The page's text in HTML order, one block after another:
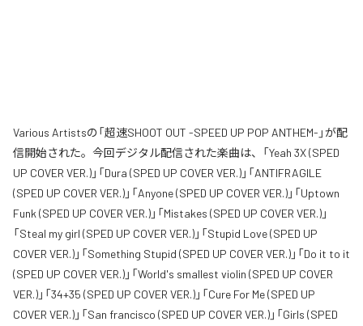
Various Artistsの「超速SHOOT OUT -SPEED UP POP ANTHEM-」が配
信開始された。今回デジタル配信された楽曲は、「Yeah 3X (SPED
UP COVER VER.)」「Dura (SPED UP COVER VER.)」「ANTIFRAGILE
(SPED UP COVER VER.)」「Anyone (SPED UP COVER VER.)」「Uptown
Funk (SPED UP COVER VER.)」「Mistakes (SPED UP COVER VER.)」
「Steal my girl (SPED UP COVER VER.)」「Stupid Love (SPED UP
COVER VER.)」「Something Stupid (SPED UP COVER VER.)」「Do it to it
(SPED UP COVER VER.)」「World's smallest violin (SPED UP COVER
VER.)」「34+35 (SPED UP COVER VER.)」「Cure For Me (SPED UP
COVER VER.)」「San francisco (SPED UP COVER VER.)」「Girls (SPED